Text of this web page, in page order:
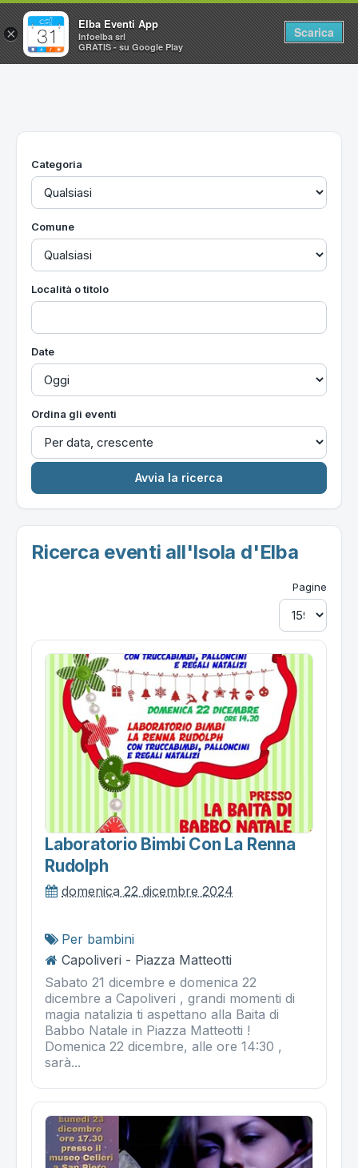
Home
Utilità
Categoria
Comune
Località o titolo
Date
Ordina gli eventi
Ricerca eventi all'Isola d'Elba
Pagine
Laboratorio Bimbi Con La Renna
Rudolph
domenica 22 dicembre 2024
Per bambini
Capoliveri - Piazza Matteotti
Sabato 21 dicembre e domenica 22
dicembre a Capoliveri , grandi momenti di
magia natalizia ti aspettano alla Baita di
Babbo Natale in Piazza Matteotti !
Domenica 22 dicembre, alle ore 14:30 ,
sarà...
×
Elba Eventi App
Infoelba srl
GRATIS - su Google Play
Scarica